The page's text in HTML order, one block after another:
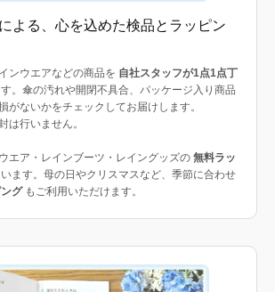
よる、心を込めた検品とラッピン
ンウエアなどの商品を 自社スタッフが1点1点丁
。傘の汚れや開閉不具合、パッケージ入り商品
がないかをチェックしてお届けします。
は行いません。
エア・レインブーツ・レイングッズの 無料ラッ
ます。母の日やクリスマスなど、季節に合わせ
グもご利用いただけます。